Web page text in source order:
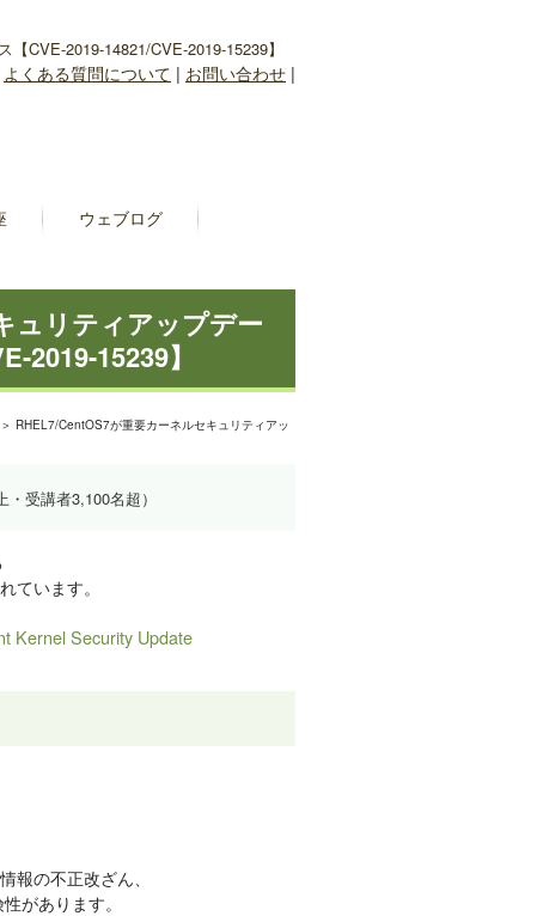
CVE-2019-14821/CVE-2019-15239】
よくある質問について | お問い合わせ |
ウェブログ
ュリティアップデー
2019-15239】
＞ RHEL7/CentOS7が重要カーネルセキュリティアッ
受講者3,100名超）
ています。
Kernel Security Update
報の不正改ざん、
があります。